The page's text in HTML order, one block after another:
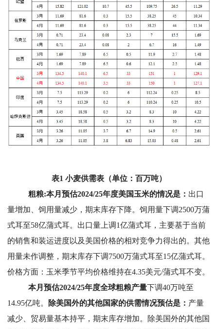
表1 小麦供需表（单位：百万吨）
粗粮:本月预估2024/25年度美国玉米的情况是： 出口
量增加、饲用量减少，期末库存下降。饲用量下调2500万蒲
式耳至58亿蒲式耳。出口量上调1亿蒲式耳，主要基于当前
的销售和装运进度以及美国价格的相对竞争力得出的。其他
用量未作调整，期末库存下调7500万蒲式耳至15亿蒲式耳。
价格方面：玉米季节平均价格维持在4.35美元/蒲式耳不变。
本月预估2024/25年度全球粗粮产量下调40万吨至
14.95亿吨。
除美国外的其他国家的供需情况预估是： 产量
减少、贸易量基本持平，期末库存增加。除美国外的其他国